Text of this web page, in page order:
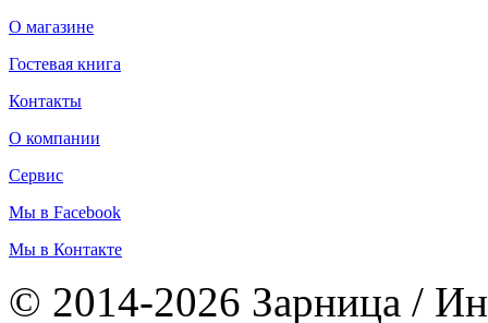
О магазине
Гостевая книга
Контакты
О компании
Сервис
Мы в Facebook
Мы в Контакте
© 2014-2026 Зарница /